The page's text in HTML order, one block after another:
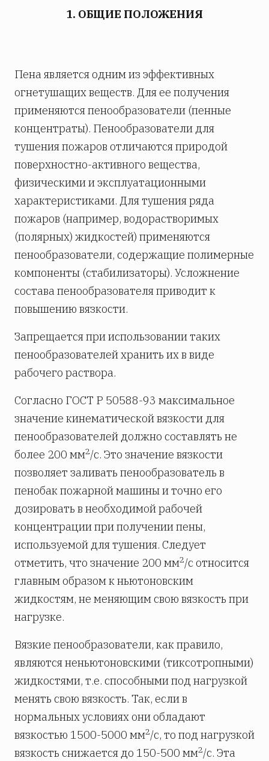
1. ОБЩИЕ ПОЛОЖЕНИЯ
Пена является одним из эффективных
огнетушащих веществ. Для ее получения
применяются пенообразователи (пенные
концентраты). Пенообразователи для
тушения пожаров отличаются природой
поверхностно-активного вещества,
физическими и эксплуатационными
характеристиками. Для тушения ряда
пожаров (например, водорастворимых
(полярных) жидкостей) применяются
пенообразователи, содержащие полимерные
компоненты (стабилизаторы). Усложнение
состава пенообразователя приводит к
повышению вязкости.
Запрещается при использовании таких
пенообразователей хранить их в виде
рабочего раствора.
Согласно ГОСТ Р 50588-93 максимальное
значение кинематической вязкости для
пенообразователей должно составлять не
более 200 мм2/с. Это значение вязкости
позволяет заливать пенообразователь в
пенобак пожарной машины и точно его
дозировать в необходимой рабочей
концентрации при получении пены,
используемой для тушения. Следует
отметить, что значение 200 мм2/с относится
главным образом к ньютоновским
жидкостям, не меняющим свою вязкость при
нагрузке.
Вязкие пенообразователи, как правило,
являются неньютоновскими (тиксотропными)
жидкостями, т.е. способными под нагрузкой
менять свою вязкость. Так, если в
нормальных условиях они обладают
вязкостью 1500-5000 мм2/с, то под нагрузкой
вязкость снижается до 150-500 мм2/с. Эта